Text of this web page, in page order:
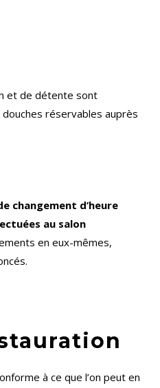
et de détente sont
réservables auprès
changement d’heure
au salon
en eux-mêmes,
à ce que l’on peut en